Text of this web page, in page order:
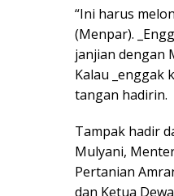
“Ini harus
(Menpar).
janjian dengan
Kalau _enggak
tangan hadirin.
Tampak hadir
Mulyani,
Pertanian
dan Ketua